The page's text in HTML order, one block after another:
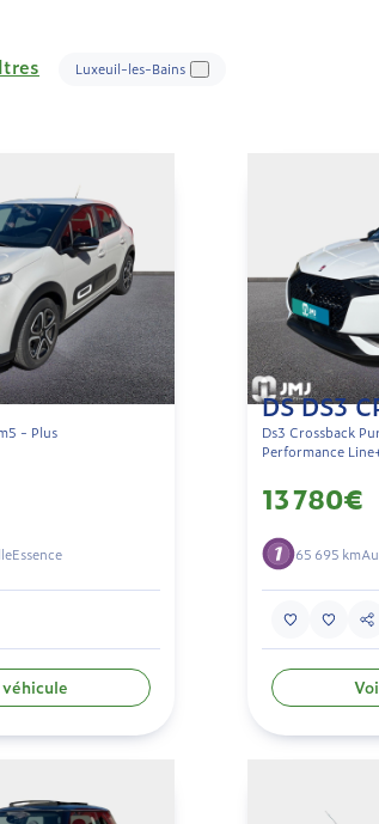
Luxeuil-les-Bains
- Plus
Essence
DS DS3
Ds3 Crossback
Performance
13 780€
65 695 km